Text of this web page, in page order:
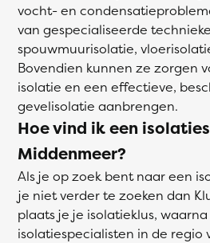
vocht- en
van gespecialiseerde
spouwmuurisolatie,
Bovendien kunnen ze zorgen
isolatie en een effectieve,
gevelisolatie aanbrengen.
Hoe vind ik een
Middenmeer?
Als je op zoek bent naar een
je niet verder te zoeken dan
plaats je je isolatieklus,
isolatiespecialisten in de regio